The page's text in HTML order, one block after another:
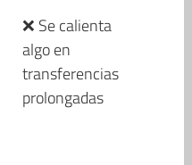
❌ Se calienta
algo en
transferencias
prolongadas